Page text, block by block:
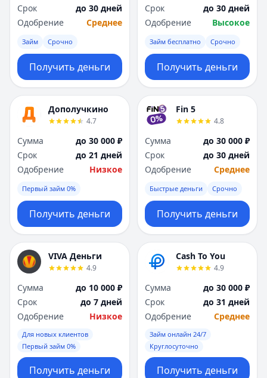
Срок
до 30 дней
Одобрение
Среднее
Займ Срочно
Получить деньги
Срок
до 30 дней
Одобрение
Высокое
Займ бесплатно Срочно
Получить деньги
Дополучкино
4.7
Сумма
до 30 000 ₽
Срок
до 21 дней
Одобрение
Низкое
Первый займ 0%
Получить деньги
Fin 5
4.8
Сумма
до 30 000 ₽
Срок
до 30 дней
Одобрение
Среднее
Быстрые деньги Срочно
Получить деньги
VIVA Деньги
4.9
Сумма
до 10 000 ₽
Срок
до 7 дней
Одобрение
Низкое
Для новых клиентов
Первый займ 0%
Получить деньги
Cash To You
4.9
Сумма
до 30 000 ₽
Срок
до 31 дней
Одобрение
Среднее
Займ онлайн 24/7
Круглосуточно
Получить деньги